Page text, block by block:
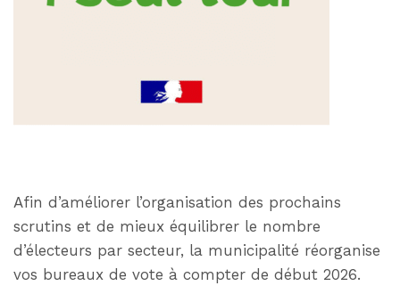
Afin d’améliorer l’organisation des prochains
scrutins et de mieux équilibrer le nombre
d’électeurs par secteur, la municipalité réorganise
vos bureaux de vote à compter de début 2026.